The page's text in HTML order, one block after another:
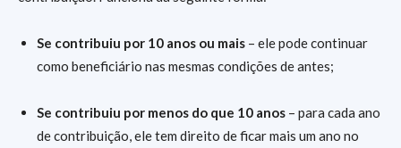
Se contribuiu por 10 anos ou mais – ele pode continuar
como beneficiário nas mesmas condições de antes;
Se contribuiu por menos do que 10 anos – para cada ano
de contribuição, ele tem direito de ficar mais um ano no